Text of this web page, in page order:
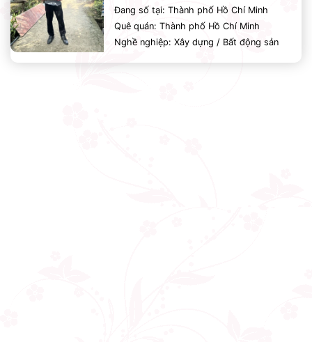
Đang số tại: Thành phố Hồ Chí Minh
Quê quán: Thành phố Hồ Chí Minh
Nghề nghiệp: Xây dựng / Bất động sản